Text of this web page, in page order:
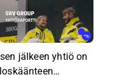
jälkeen yhtiö on